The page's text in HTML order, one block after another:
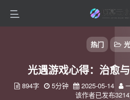
热门
光遇游戏心得：治愈
894字 5分钟 2025-05-14
该作者已发布